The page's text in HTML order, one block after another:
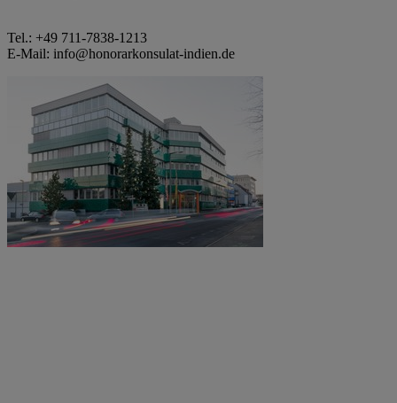
Tel.: +49 711-7838-1213
E-Mail: info@honorarkonsulat-indien.de